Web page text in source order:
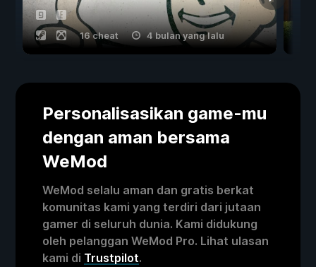
16 cheat 4 bulan yang lalu
Personalisasikan game-mu
dengan aman bersama
WeMod
WeMod selalu aman dan gratis berkat
komunitas kami yang terdiri dari jutaan
gamer di seluruh dunia. Kami didukung
oleh pelanggan WeMod Pro. Lihat ulasan
kami di Trustpilot.